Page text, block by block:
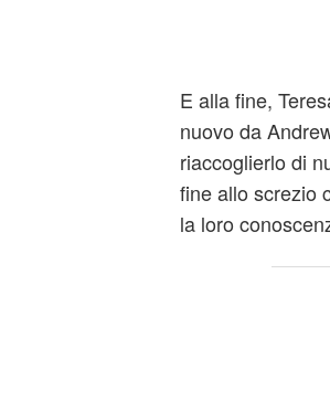
di bigliettini
E alla fine,
nuovo da
riaccoglierlo di
fine allo screzio
la loro